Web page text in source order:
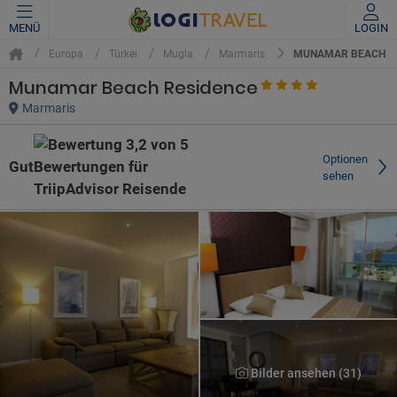
MENÜ LOGIN
Europa Türkei Mugla Marmaris MUNAMAR BEACH
Munamar Beach Residence
Marmaris
Gut
Optionen
sehen
Bilder ansehen (31)